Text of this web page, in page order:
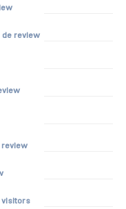
review
visitors